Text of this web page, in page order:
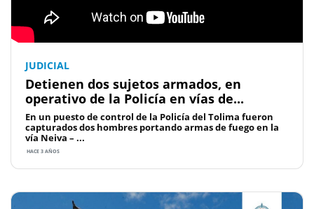
JUDICIAL
Detienen dos sujetos armados, en
operativo de la Policía en vías de...
En un puesto de control de la Policía del Tolima fueron
capturados dos hombres portando armas de fuego en la
vía Neiva – ...
HACE 3 AÑOS